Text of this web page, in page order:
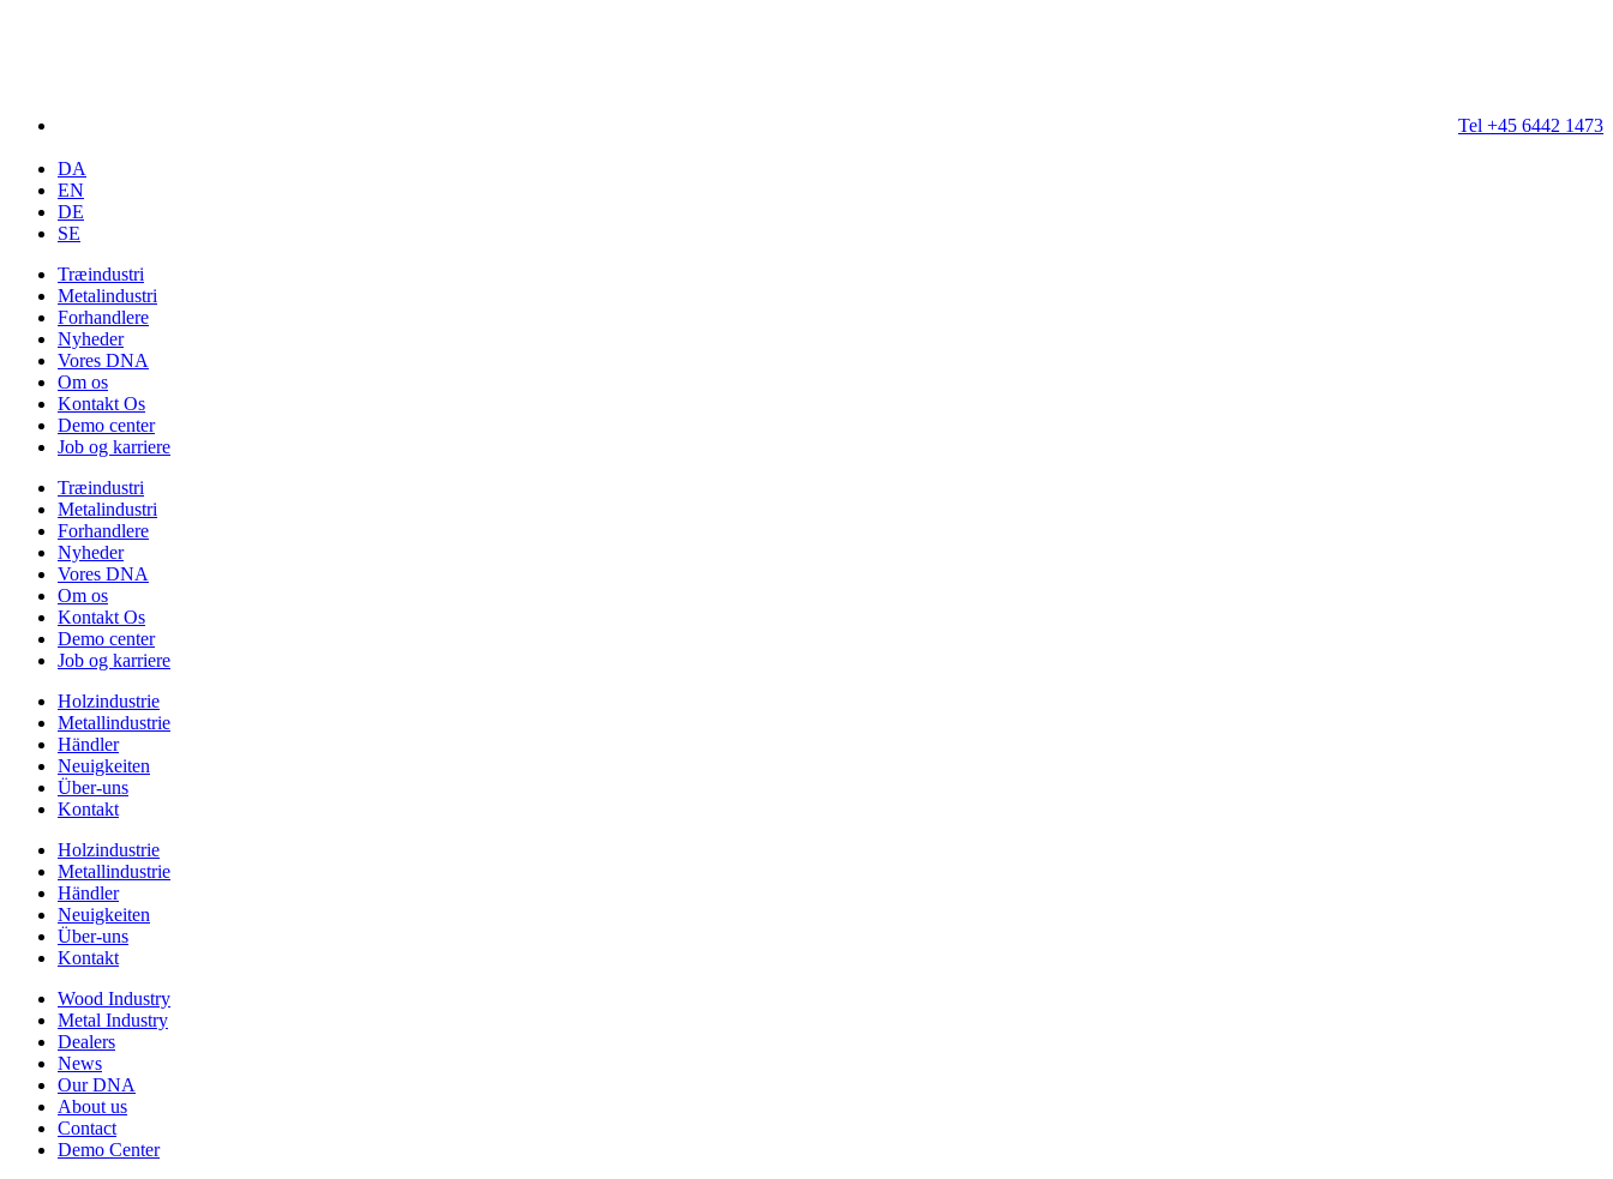
Tel +45 6442 1473
DA
EN
DE
SE
Træindustri
Metalindustri
Forhandlere
Nyheder
Vores DNA
Om os
Kontakt Os
Demo center
Job og karriere
Træindustri
Metalindustri
Forhandlere
Nyheder
Vores DNA
Om os
Kontakt Os
Demo center
Job og karriere
Holzindustrie
Metallindustrie
Händler
Neuigkeiten
Über-uns
Kontakt
Holzindustrie
Metallindustrie
Händler
Neuigkeiten
Über-uns
Kontakt
Wood Industry
Metal Industry
Dealers
News
Our DNA
About us
Contact
Demo Center